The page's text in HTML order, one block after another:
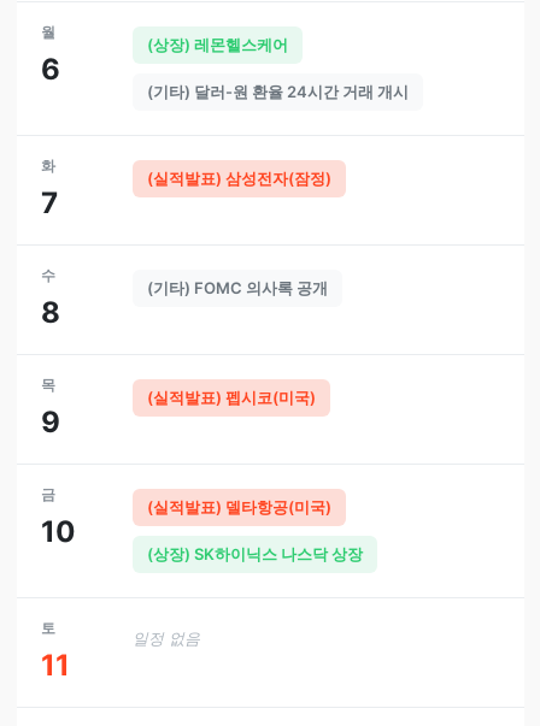
월
6
(상장) 레몬헬스케어
(기타) 달러-원 환율 24시간 거래 개시
화
7
(실적발표) 삼성전자(잠정)
수
8
(기타) FOMC 의사록 공개
목
9
(실적발표) 펩시코(미국)
금
10
(실적발표) 델타항공(미국)
(상장) SK하이닉스 나스닥 상장
토
11
일정 없음